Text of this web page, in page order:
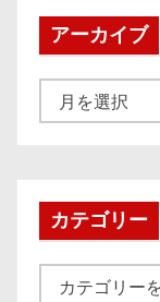
アーカイブ
ー
ブカテゴリー